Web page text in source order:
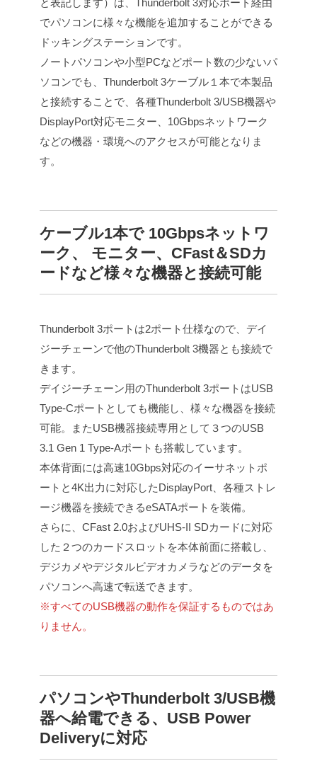
と表記します）は、Thunderbolt 3対応ポート経由
でパソコンに様々な機能を追加することができる
ドッキングステーションです。
ノートパソコンや小型PCなどポート数の少ないパ
ソコンでも、Thunderbolt 3ケーブル１本で本製品
と接続することで、各種Thunderbolt 3/USB機器や
DisplayPort対応モニター、10Gbpsネットワーク
などの機器・環境へのアクセスが可能となりま
す。
ケーブル1本で 10Gbpsネットワ
ーク、 モニター、CFast＆SDカ
ードなど様々な機器と接続可能
Thunderbolt 3ポートは2ポート仕様なので、デイ
ジーチェーンで他のThunderbolt 3機器とも接続で
きます。
デイジーチェーン用のThunderbolt 3ポートはUSB
Type-Cポートとしても機能し、様々な機器を接続
可能。またUSB機器接続専用として３つのUSB
3.1 Gen 1 Type-Aポートも搭載しています。
本体背面には高速10Gbps対応のイーサネットポ
ートと4K出力に対応したDisplayPort、各種ストレ
ージ機器を接続できるeSATAポートを装備。
さらに、CFast 2.0およびUHS-II SDカードに対応
した２つのカードスロットを本体前面に搭載し、
デジカメやデジタルビデオカメラなどのデータを
パソコンへ高速で転送できます。
※すべてのUSB機器の動作を保証するものではあ
りません。
パソコンやThunderbolt 3/USB機
器へ給電できる、USB Power
Deliveryに対応